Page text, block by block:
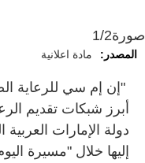
صورة1/2
المصدر: مادة اعلانية
أبرز شبكات تقديم
دولة الإمارات